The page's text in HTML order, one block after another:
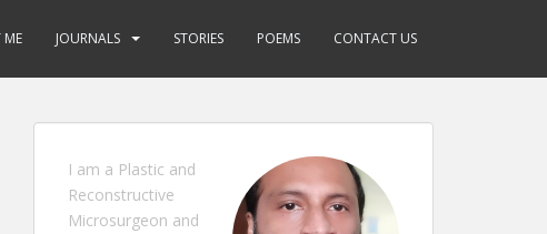
JOURNALS STORIES POEMS CONTACT US
I am a Plastic and
Reconstructive
Microsurgeon and